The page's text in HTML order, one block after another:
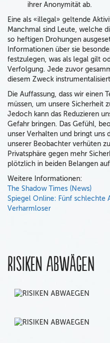
ihrer Anonymität ab.
Eine als «illegal» geltende
Manchmal sind Leute, welche
so heftigen Drohungen
Informationen über sie
festzulegen, was als legal gilt
Verfolgung. Jede zuvor
diesem Zweck
Die Auffassung, dass wir einen
müssen, um unsere Sicherheit
Jedoch kann das Reduzieren
Gefahr bringen. Das Gefühl,
unser Verhalten und bringt uns
unserer Beobachter verhüten
Privatsphäre gegen mehr
plötzlich in beiden Belangen
Weitere Informationen:
The Shadow Times (News)
Spiegel Online: Fünf schlechte
Verharmloser
Risiken abwägen